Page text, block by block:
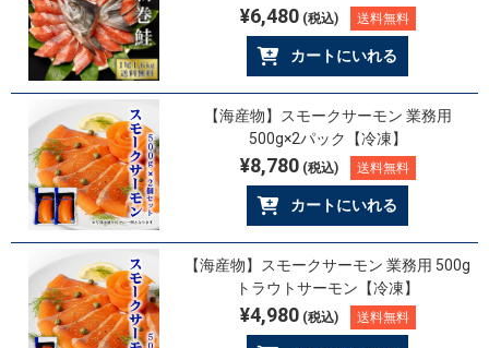
¥6,480(税込) 送料無料
カートにいれる
【海産物】スモークサーモン 業務用
500g×2パック【冷凍】
¥8,780(税込) 送料無料
カートにいれる
【海産物】スモークサーモン 業務用 500g
トラウトサーモン【冷凍】
¥4,980(税込) 送料無料